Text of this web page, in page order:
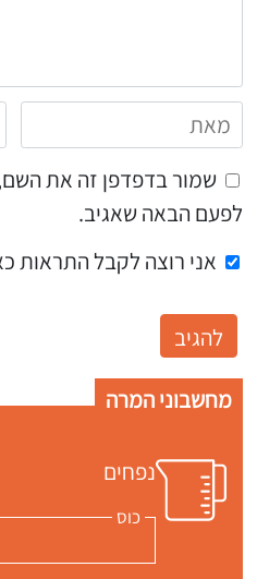
שמור בדפדפן זה את
לפעם הבאה שאגיב.
אני רוצה לקבל התראות
מחשבוני המרה
נפחים
כוס